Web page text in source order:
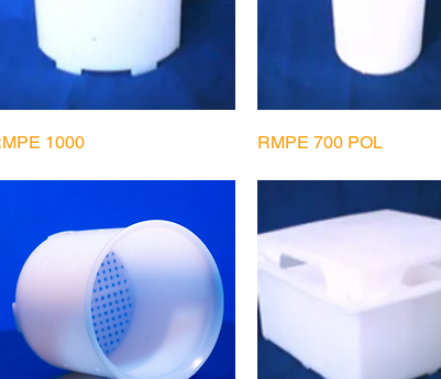
Visualização rápida
1000 Visualização rápida
RMPE 700 POL